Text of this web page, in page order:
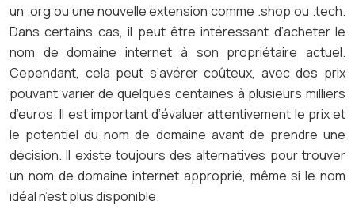
un .org ou une nouvelle extension comme .shop ou .tech.
Dans certains cas, il peut être intéressant d’acheter le
nom de domaine internet à son propriétaire actuel.
Cependant, cela peut s’avérer coûteux, avec des prix
pouvant varier de quelques centaines à plusieurs milliers
d’euros. Il est important d’évaluer attentivement le prix et
le potentiel du nom de domaine avant de prendre une
décision. Il existe toujours des alternatives pour trouver
un nom de domaine internet approprié, même si le nom
idéal n’est plus disponible.